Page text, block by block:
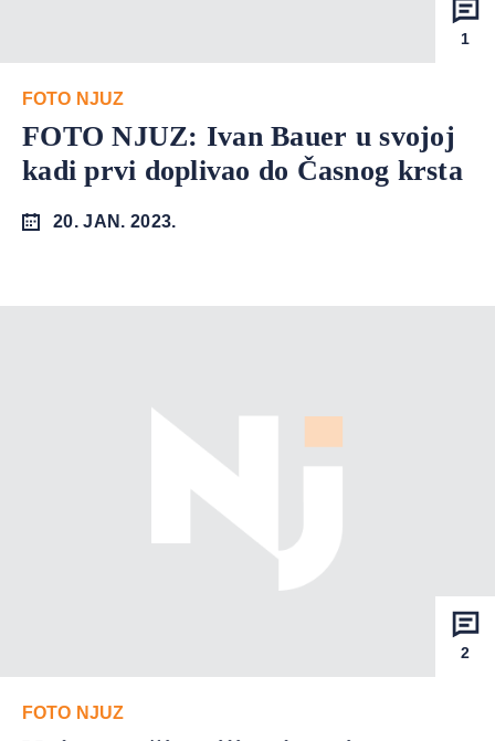
1
FOTO NJUZ
FOTO NJUZ: Ivan Bauer u svojoj
kadi prvi doplivao do Časnog krsta
20. JAN. 2023.
2
FOTO NJUZ